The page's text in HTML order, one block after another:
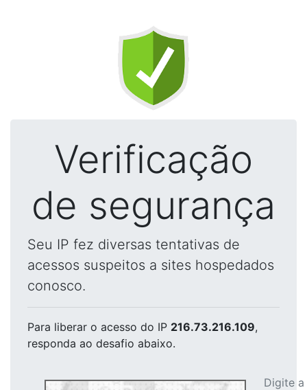
Verificação
de segurança
Seu IP fez diversas tentativas de
acessos suspeitos a sites hospedados
conosco.
Para liberar o acesso do IP 216.73.216.109,
responda ao desafio abaixo.
Digite